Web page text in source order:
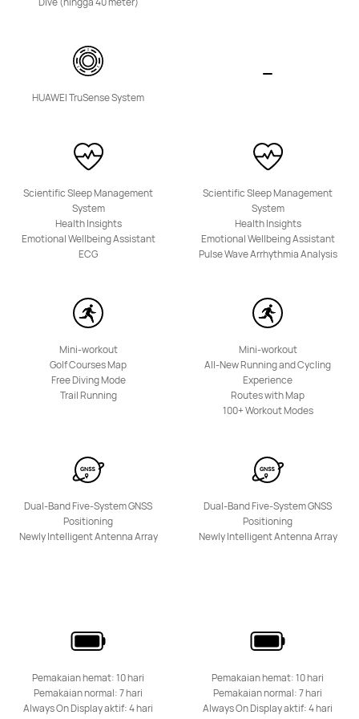
atau Pembayaran dalam 12 cicilan
atau Pembayaran dalam 12 cicilan
HUAWEI Band 8
Pelajari Lebih Lanjut
HUAWEI TruSense System
Scientific Sleep Management
System
Health Insights
Emotional Wellbeing Assistant
ECG
Mini-workout
Golf Courses Map
Free Diving Mode
Trail Running
Dual-Band Five-System GNSS
Positioning
Newly Intelligent Antenna Array
Pemakaian hemat: 10 hari
Pemakaian normal: 7 hari
Always On Display aktif: 4 hari
Scientific Sleep Management
System
Health Insights
Emotional Wellbeing Assistant
Pulse Wave Arrhythmia Analysis
Mini-workout
All-New Running and Cycling
Experience
Routes with Map
100+ Workout Modes
Dual-Band Five-System GNSS
Positioning
Newly Intelligent Antenna Array
Pemakaian hemat: 10 hari
Pemakaian normal: 7 hari
Always On Display aktif: 4 hari